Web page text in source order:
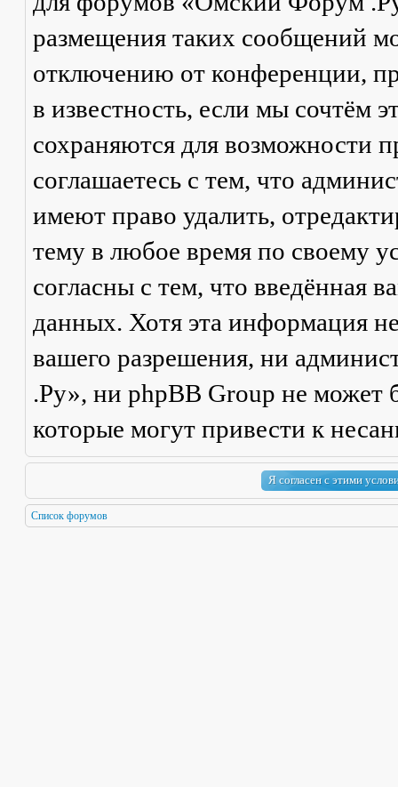
размещения таких сообщений
отключению от конференции,
в известность, если мы сочтём
сохраняются для возможности
соглашаетесь с тем, что
имеют право удалить,
тему в любое время по своему
согласны с тем, что введённая
данных. Хотя эта информация
вашего разрешения, ни
.Ру», ни phpBB Group не может
которые могут привести к
Список форумов